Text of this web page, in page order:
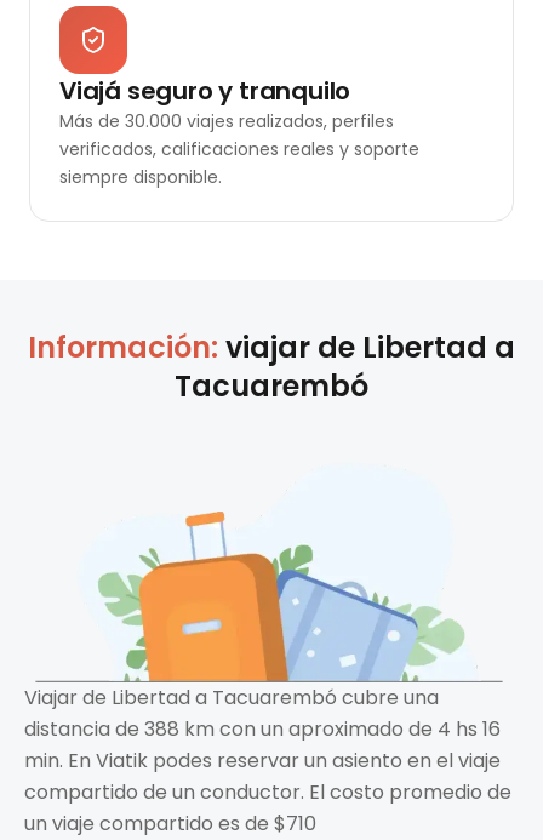
Viajá seguro y tranquilo
Más de 30.000 viajes realizados, perfiles
verificados, calificaciones reales y soporte
siempre disponible.
Información: viajar de Libertad a
Tacuarembó
Viajar de Libertad a Tacuarembó cubre una
distancia de 388 km con un aproximado de 4 hs 16
min. En Viatik podes reservar un asiento en el viaje
compartido de un conductor. El costo promedio de
un viaje compartido es de $710